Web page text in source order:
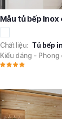
Mẫu tủ bếp
Chất liệu: Tủ bếp
Kiểu dáng - Phong